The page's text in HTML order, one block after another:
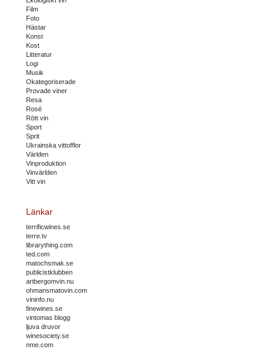
Film
Foto
Hästar
Konst
Kost
Litteratur
Logi
Musik
Okategoriserade
Provade viner
Resa
Rosé
Rött vin
Sport
Sprit
Ukrainska vittofflor
Världen
Vinproduktion
Vinvärlden
Vitt vin
Länkar
terrificwines.se
terre.tv
librarything.com
ted.com
matochsmak.se
publicistklubben
artbergomvin.nu
ohmansmatovin.com
vininfo.nu
finewines.se
vintomas blogg
ljuva druvor
winesociety.se
nme.com